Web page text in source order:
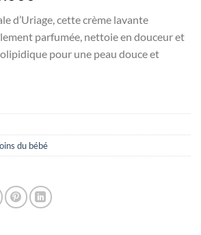
:
د.ت44.000.
actuel
est :
د.ت36.000.
d’Uriage, cette crème lavante
parfumée, nettoie en douceur et
pour une peau douce et
du bébé